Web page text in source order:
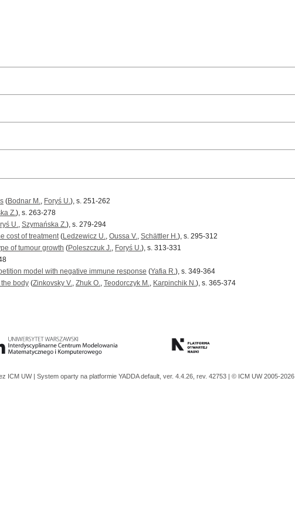
(Bodnar M., Foryś U.), s. 251-262
Z.), s. 263-278
U., Szymańska Z.), s. 279-294
cost of treatment(Ledzewicz U., Oussa V., Schättler H.), s. 295-312
of tumour growth (Poleszczuk J., Foryś U.), s. 313-331
model with negative immune response (Yafia R.), s. 349-364
body (Zinkovsky V., Zhuk O., Teodorczyk M., Karpinchik N.), s. 365-374
ICM UW | System oparty na platformie YADDAdefault, ver. 4.4.26, rev. 42753 | © ICM UW 2005-2026